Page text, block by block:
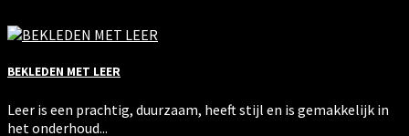
BEKLEDEN MET LEER
Leer is een prachtig, duurzaam, heeft stijl en is gemakkelijk in
het onderhoud...